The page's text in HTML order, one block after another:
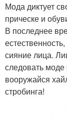
Мода диктует
прическе и
В последнее
сияние лица.
следовать моде
вооружайся
стробинга!